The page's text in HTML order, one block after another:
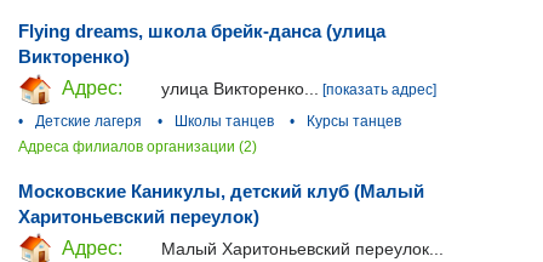
Flying dreams, школа брейк-данса (улица
Викторенко)
Адрес:
улица Викторенко...
[показать адрес]
•
Детские лагеря • Школы танцев •
Курсы танцев
Адреса филиалов организации (2)
Московские Каникулы, детский клуб (Малый
Харитоньевский переулок)
Адрес:
Малый Харитоньевский переулок...